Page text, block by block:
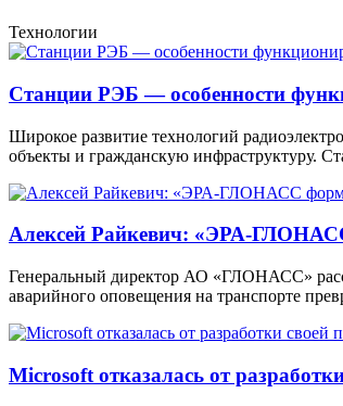
Технологии
Станции РЭБ — особенности
Широкое развитие технологий
объекты и гражданскую инфраструктуру.
Алексей Райкевич: «ЭРА-ГЛОНАСС
Генеральный директор АО «ГЛОНАСС»
аварийного оповещения на транспорте
Microsoft отказалась от